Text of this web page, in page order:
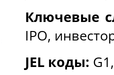
Ключевые
IPO,
JEL коды: G